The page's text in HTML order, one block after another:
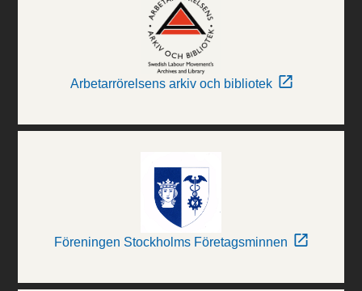
Arbetarrörelsens arkiv och bibliotek
Föreningen Stockholms Företagsminnen